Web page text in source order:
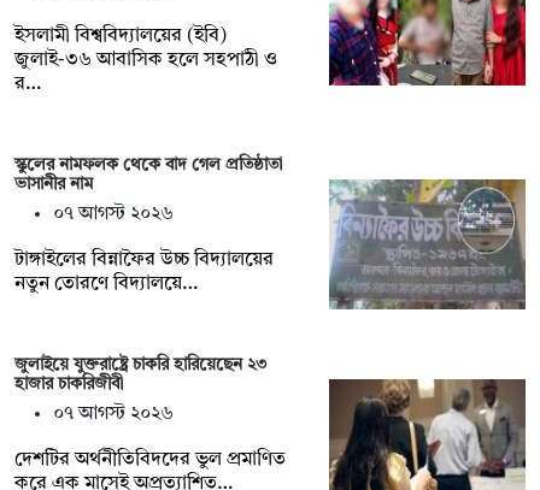
ইসলামী বিশ্ববিদ্যালয়ের (ইবি)
জুলাই-৩৬ আবাসিক হলে সহপাঠী ও
র…
স্কুলের নামফলক থেকে বাদ গেল প্রতিষ্ঠাতা
ভাসানীর নাম
০৭ আগস্ট ২০২৬
টাঙ্গাইলের বিন্নাফৈর উচ্চ বিদ্যালয়ের
নতুন তোরণে বিদ্যালয়ে…
জুলাইয়ে যুক্তরাষ্ট্রে চাকরি হারিয়েছেন ২৩
হাজার চাকরিজীবী
০৭ আগস্ট ২০২৬
দেশটির অর্থনীতিবিদদের ভুল প্রমাণিত
করে এক মাসেই অপ্রত্যাশিত…